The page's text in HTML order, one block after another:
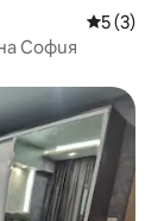
Средна
5 (3)
София